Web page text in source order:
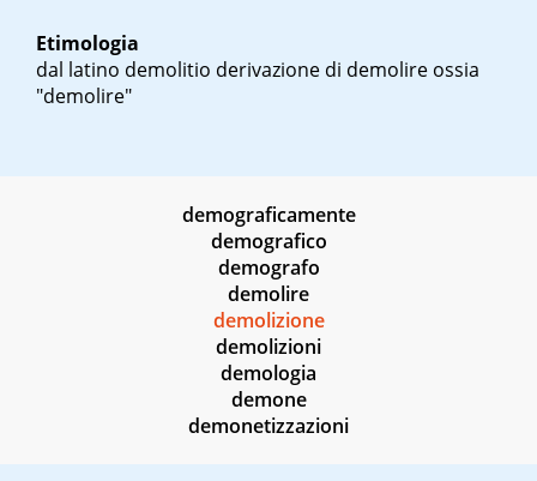
Etimologia
dal latino demolitio derivazione di demolire ossia
"demolire"
demograficamente
demografico
demografo
demolire
demolizione
demolizioni
demologia
demone
demonetizzazioni